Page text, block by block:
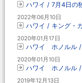
ハワイ / 7月4日の
2022年06月10日
ハワイ / キング・
2020年01月17日
ハワイ ホノルル /
2020年01月10日
ハワイ ホノルル /
2019年12月13日